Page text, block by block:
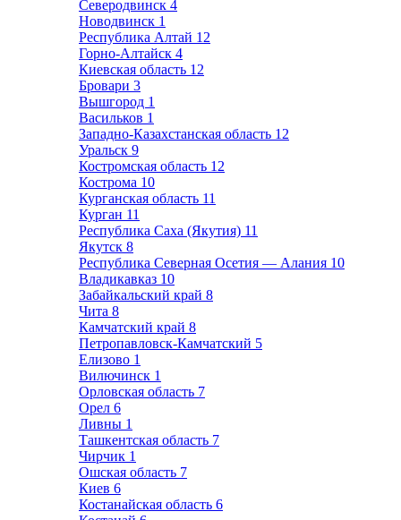
Северодвинск 4
Новодвинск 1
Республика Алтай 12
Горно-Алтайск 4
Киевская область 12
Бровари 3
Вышгород 1
Васильков 1
Западно-Казахстанская область 12
Уральск 9
Костромская область 12
Кострома 10
Курганская область 11
Курган 11
Республика Саха (Якутия) 11
Якутск 8
Республика Северная Осетия — Алания 10
Владикавказ 10
Забайкальский край 8
Чита 8
Камчатский край 8
Петропавловск-Камчатский 5
Елизово 1
Вилючинск 1
Орловская область 7
Орел 6
Ливны 1
Ташкентская область 7
Чирчик 1
Ошская область 7
Киев 6
Костанайская область 6